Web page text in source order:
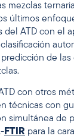
mezclas
últimos
del ATD con el
de las
con otros
técnicas con
simultánea de
FTIR para la